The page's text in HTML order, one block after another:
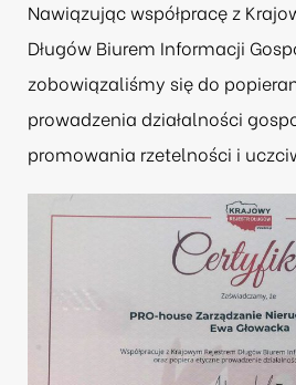
Nawiązując współpracę z
Długów Biurem Informacji
zobowiązaliśmy się do
prowadzenia działalności
promowania rzetelności i